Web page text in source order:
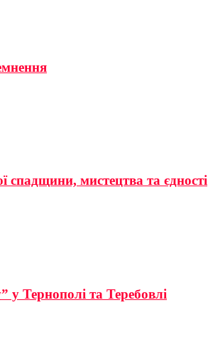
спадщини, мистецтва та єдності
Тернополі та Теребовлі